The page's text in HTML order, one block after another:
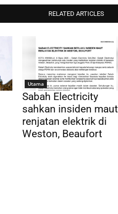
RELATED ARTICLES
Utama
Sabah Electricity
sahkan insiden maut
renjatan elektrik di
Weston, Beaufort